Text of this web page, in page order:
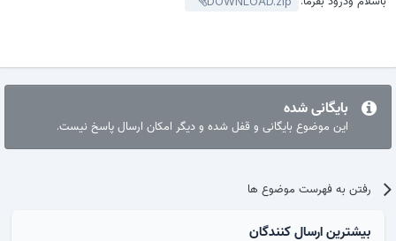
بایگانی شده
این موضوع بایگانی و قفل شده و دیگر امکان ارسال پاسخ نیست.
رفتن به فهرست موضوع ها
بیشترین ارسال کنندگان